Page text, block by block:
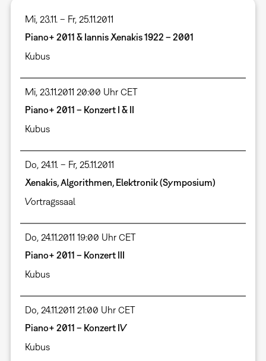
Mi, 23.11. – Fr, 25.11.2011
Piano+ 2011 & Iannis Xenakis 1922 – 2001
Kubus
Mi, 23.11.2011 20:00 Uhr CET
Piano+ 2011 – Konzert I & II
Kubus
Do, 24.11. – Fr, 25.11.2011
Xenakis, Algorithmen, Elektronik (Symposium)
Vortragssaal
Do, 24.11.2011 19:00 Uhr CET
Piano+ 2011 – Konzert III
Kubus
Do, 24.11.2011 21:00 Uhr CET
Piano+ 2011 – Konzert IV
Kubus